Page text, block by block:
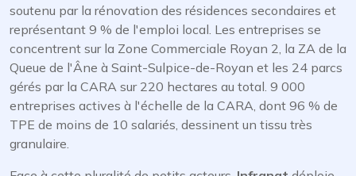
soutenu par la rénovation des résidences secondaires et
représentant 9 % de l'emploi local. Les entreprises se
concentrent sur la Zone Commerciale Royan 2, la ZA de la
Queue de l'Âne à Saint-Sulpice-de-Royan et les 24 parcs
gérés par la CARA sur 220 hectares au total. 9 000
entreprises actives à l'échelle de la CARA, dont 96 % de
TPE de moins de 10 salariés, dessinent un tissu très
granulaire.